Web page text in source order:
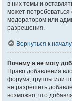
в них темы и
может
модератором или
разрешения.
Вернуться к началу
Почему я не могу
Право добавления
форума, группы или
не разрешить
возможно, что